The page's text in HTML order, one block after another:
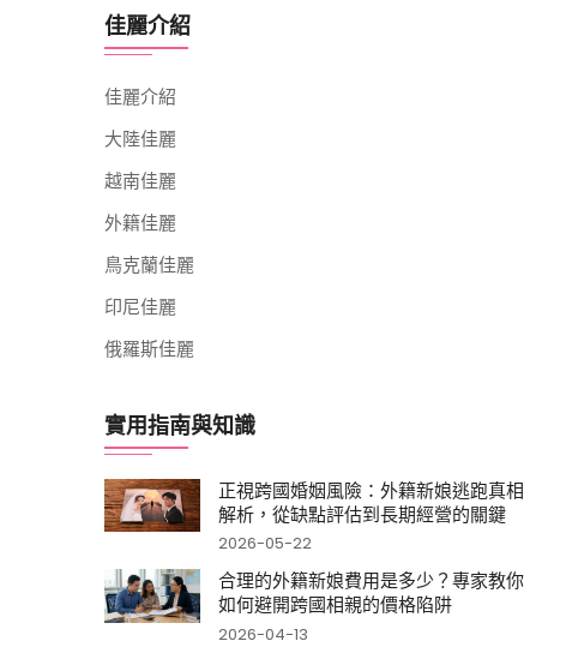
佳麗介紹
佳麗介紹
大陸佳麗
越南佳麗
外籍佳麗
鳥克蘭佳麗
印尼佳麗
俄羅斯佳麗
實用指南與知識
正視跨國婚姻風險：外籍新娘逃跑真相
解析，從缺點評估到長期經營的關鍵
2026-05-22
合理的外籍新娘費用是多少？專家教你
如何避開跨國相親的價格陷阱
2026-04-13